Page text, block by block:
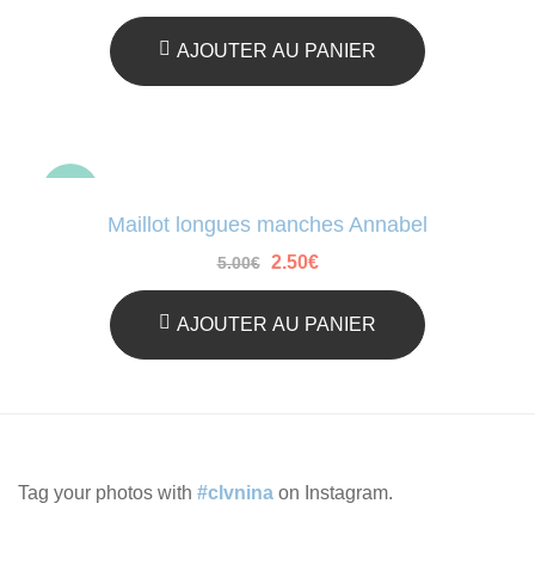
était :
9.90€.
est :
4.95€.
AJOUTER AU PANIER
Maillot longues manches Annabel
5.00€ Le
était :
5.00€.
2.50€Le
est :
2.50€.
AJOUTER AU PANIER
Tag your photos with #clvnina on Instagram.